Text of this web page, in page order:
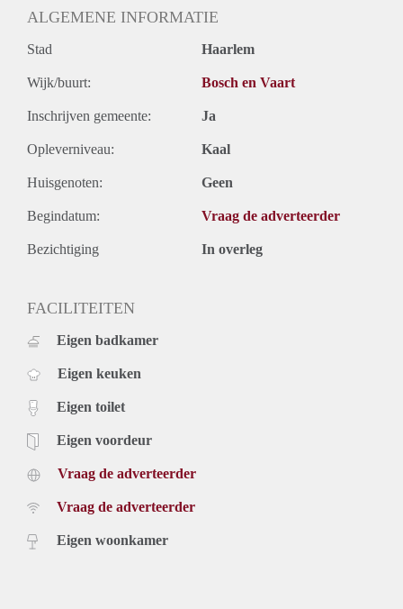
ALGEMENE INFORMATIE
Stad Haarlem
Wijk/buurt: Bosch en Vaart
Inschrijven gemeente: Ja
Opleverniveau: Kaal
Huisgenoten: Geen
Begindatum: Vraag de adverteerder
Bezichtiging In overleg
FACILITEITEN
Eigen badkamer
Eigen keuken
Eigen toilet
Eigen voordeur
Vraag de adverteerder
Vraag de adverteerder
Eigen woonkamer